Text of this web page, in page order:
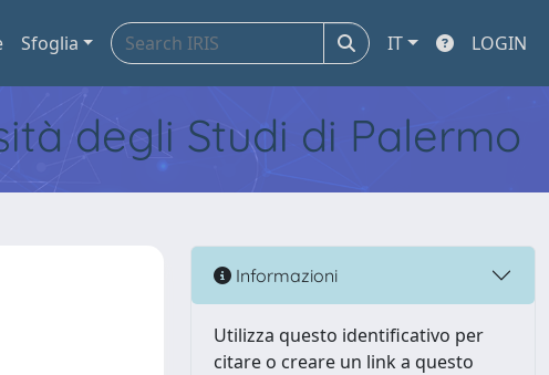
Sfoglia IT LOGIN
degli Studi di Palermo
Informazioni
Utilizza questo identificativo per
citare o creare un link a questo